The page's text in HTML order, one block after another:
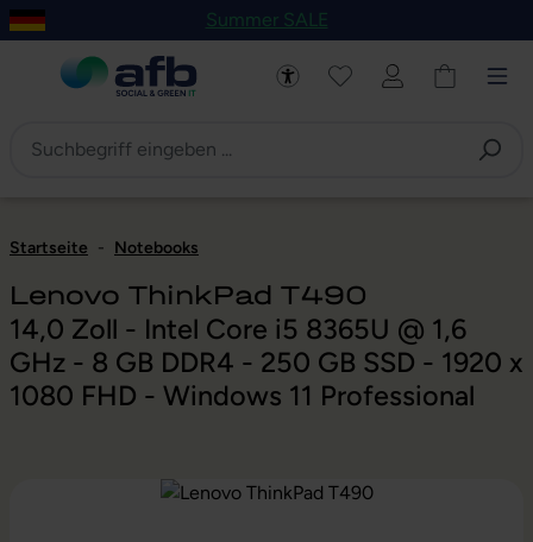
Hauptinhalt springen
Zur Navigation der B2B-Plattform springen
Summer SALE
Startseite - Notebooks
Lenovo ThinkPad T490
14,0 Zoll - Intel Core i5 8365U @ 1,6
GHz - 8 GB DDR4 - 250 GB SSD - 1920 x
1080 FHD - Windows 11 Professional
Bildergalerie überspringen